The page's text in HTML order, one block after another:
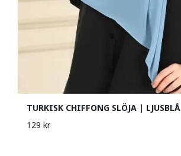
TURKISK CHIFFONG SLÖJA | LJUSBLÅ
129 kr